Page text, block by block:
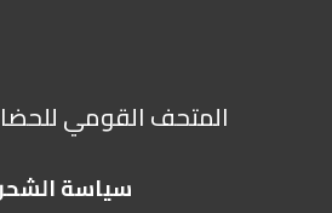
المتحف القومي
سياسة